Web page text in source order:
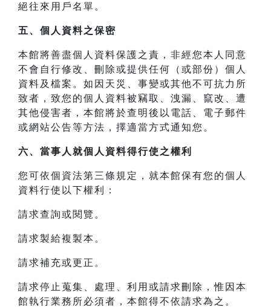
絕往來用戶名單。
五、個人資料之保密
本館將善盡個人資料保護之責，非經您本人同意
不會自行修改、刪除或提供任何（或部份）個人
資料及檔案。如因天災、事變或其他不可抗力所
致者，致您的個人資料被竊取、洩漏、竄改、遭
其他侵害者，本館將於查明後以電話、電子郵件
或網站公告等方法，擇適當方式通知您。
六、當事人就個人資料得行使之權利
您可依個資法第三條規定，就本館保有您的個人
資料行使以下權利：
請求查詢或閱覽。
請求製給複製本。
請求補充或更正。
請求停止蒐集、處理、利用或請求刪除，惟因本
館執行業務所必須者，本館得不依請求為之。